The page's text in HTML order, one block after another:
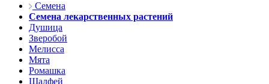
Семена
Семена лекарственных растений
Душица
Зверобой
Мелисса
Мята
Ромашка
Шалфей